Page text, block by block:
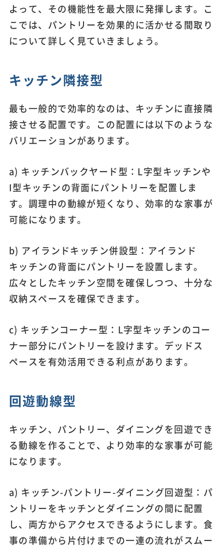
よって、その機能性を最大限に発揮します。こ
こでは、パントリーを効果的に活かせる間取り
について詳しく見ていきましょう。
キッチン隣接型
最も一般的で効率的なのは、キッチンに直接隣
接させる配置です。この配置には以下のような
バリエーションがあります。
a) キッチンバックヤード型：L字型キッチンや
I型キッチンの背面にパントリーを配置しま
す。調理中の動線が短くなり、効率的な家事が
可能になります。
b) アイランドキッチン併設型：アイランド
キッチンの背面にパントリーを設置します。
広々としたキッチン空間を確保しつつ、十分な
収納スペースを確保できます。
c) キッチンコーナー型：L字型キッチンのコー
ナー部分にパントリーを設けます。デッドス
ペースを有効活用できる利点があります。
回遊動線型
キッチン、パントリー、ダイニングを回遊でき
る動線を作ることで、より効率的な家事が可能
になります。
a) キッチン-パントリー-ダイニング回遊型：パ
ントリーをキッチンとダイニングの間に配置
し、両方からアクセスできるようにします。食
事の準備から片付けまでの一連の流れがスムー